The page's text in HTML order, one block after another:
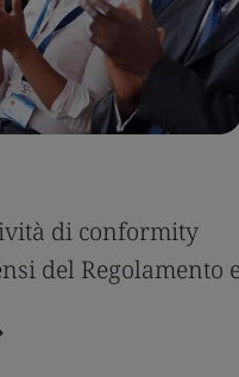
di conformity
del Regolamento